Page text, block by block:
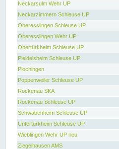
Neckarsulm Wehr UP
Neckarzimmern Schleuse UP
Oberesslingen Schleuse UP
Oberesslingen Wehr UP
Obertürkheim Schleuse UP
Pleidelsheim Schleuse UP
Plochingen
Poppenweiler Schleuse UP
Rockenau SKA
Rockenau Schleuse UP
Schwabenheim Schleuse UP
Untertürkheim Schleuse UP
Wieblingen Wehr UP neu
Ziegelhausen AMS